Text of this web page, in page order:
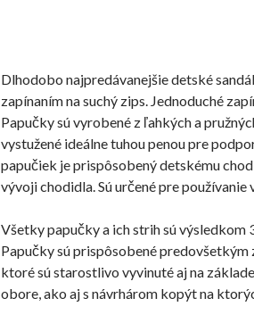
Dlhodobo najpredávanejšie detské
zapínaním na suchý zips. Jednoduché
Papučky sú vyrobené z ľahkých a
vystužené ideálne tuhou penou pre
papučiek je prispôsobený detskému
vývoji chodidla. Sú určené pre používanie
Všetky papučky a ich strih sú výsledkom
Papučky sú prispôsobené
ktoré sú starostlivo vyvinuté aj na
obore, ako aj s návrhárom kopýt na